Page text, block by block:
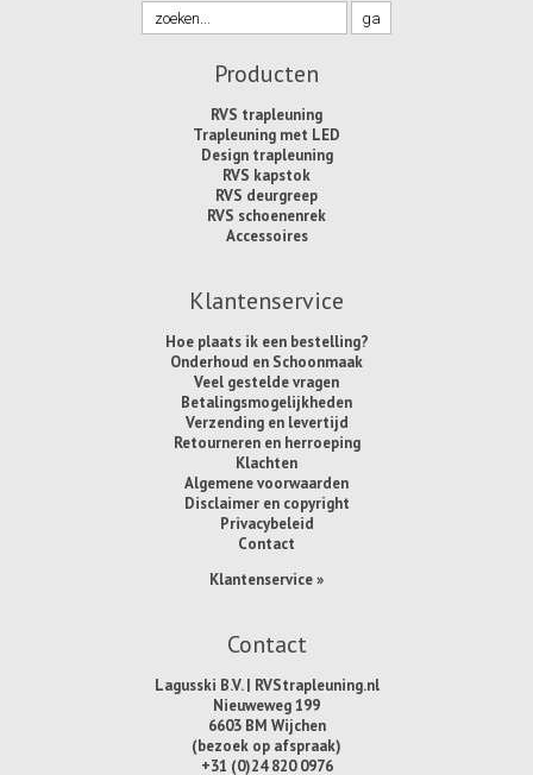
Producten
RVS trapleuning
Trapleuning met LED
Design trapleuning
RVS kapstok
RVS deurgreep
RVS schoenenrek
Accessoires
Klantenservice
Hoe plaats ik een bestelling?
Onderhoud en Schoonmaak
Veel gestelde vragen
Betalingsmogelijkheden
Verzending en levertijd
Retourneren en herroeping
Klachten
Algemene voorwaarden
Disclaimer en copyright
Privacybeleid
Contact
Klantenservice »
Contact
Lagusski B.V. | RVStrapleuning.nl
Nieuweweg 199
6603 BM Wijchen
(bezoek op afspraak)
+31 (0)24 820 0976